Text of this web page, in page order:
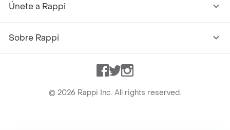
Únete a Rappi
Sobre Rappi
Facebook
TwitterInstagram
© 2026 Rappi Inc. All rights reserved.